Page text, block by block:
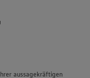
aussagekräftigen